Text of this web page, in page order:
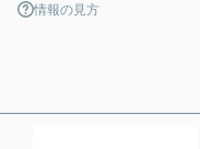
情報の見方